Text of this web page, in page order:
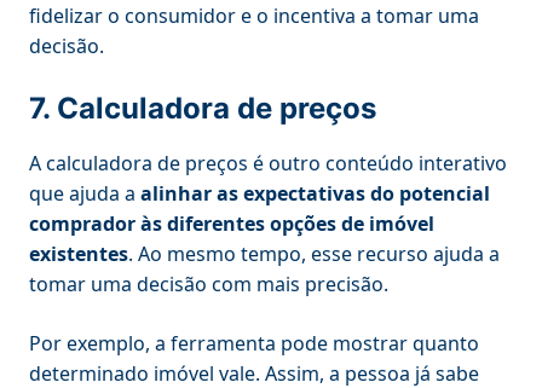
fidelizar o consumidor e o incentiva a tomar uma
decisão.
7. Calculadora de preços
A calculadora de preços é outro conteúdo interativo
que ajuda a alinhar as expectativas do potencial
comprador às diferentes opções de imóvel
existentes. Ao mesmo tempo, esse recurso ajuda a
tomar uma decisão com mais precisão.
Por exemplo, a ferramenta pode mostrar quanto
determinado imóvel vale. Assim, a pessoa já sabe